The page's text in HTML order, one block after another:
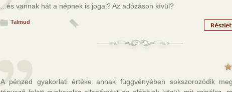
...és vannak hát a népnek is jogai? Az adózáson kívül?
Talmud
A pénzed gyakorlati értéke annak függvényében sokszorozódik